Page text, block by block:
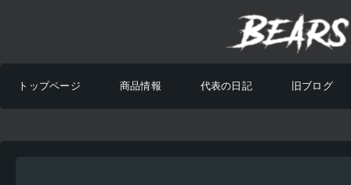
トップページ 商品情報 代表の日記 旧ブログ